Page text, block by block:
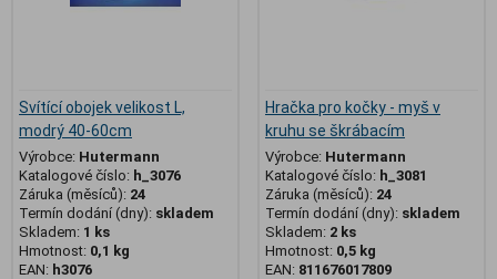
Svítící obojek velikost L,
modrý 40-60cm
Výrobce: Hutermann
Katalogové číslo: h_3076
Záruka (měsíců): 24
Termín dodání (dny): skladem
Skladem: 1 ks
Hmotnost: 0,1 kg
EAN: h3076
Hračka pro kočky - myš v
kruhu se škrábacím
Výrobce: Hutermann
Katalogové číslo: h_3081
Záruka (měsíců): 24
Termín dodání (dny): skladem
Skladem: 2 ks
Hmotnost: 0,5 kg
EAN: 811676017809